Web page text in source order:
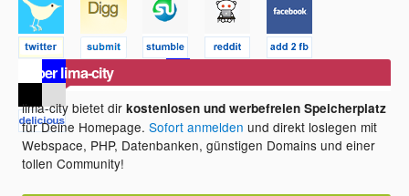
Über lima-city
lima-city bietet dirkostenlosen und werbefreien Speicherplatz
für Deine Homepage.Sofort anmelden und direkt loslegen mit
Webspace, PHP, Datenbanken, günstigen Domains und einer
tollen Community!